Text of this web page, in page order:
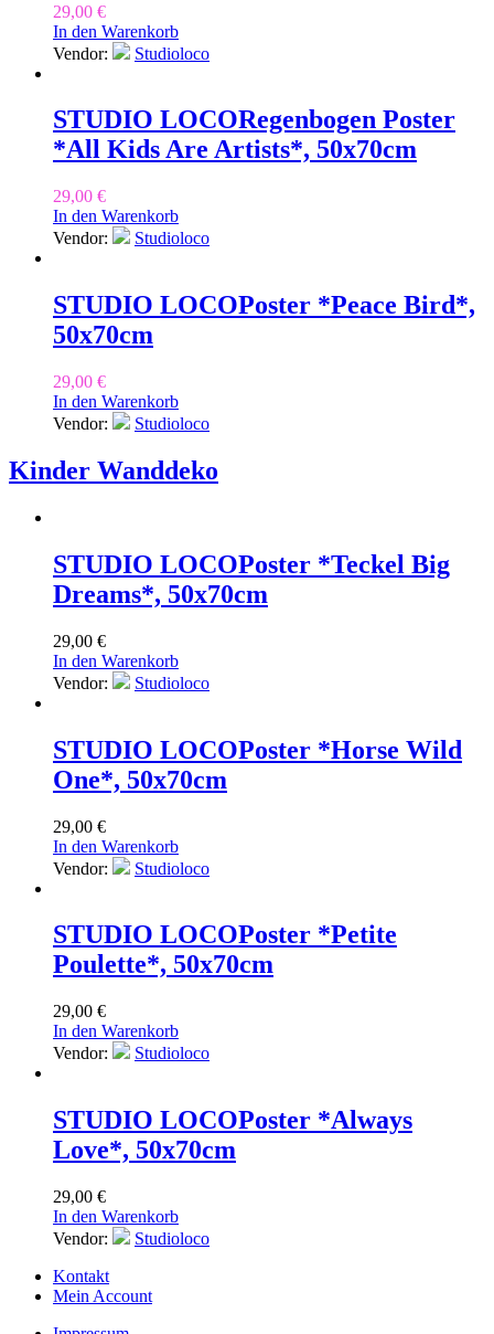
29,00 €
In den Warenkorb
Vendor:
Studioloco
STUDIO LOCORegenbogen Poster
*All Kids Are Artists*, 50x70cm
29,00 €
In den Warenkorb
Vendor:
Studioloco
STUDIO LOCOPoster *Peace Bird*,
50x70cm
29,00 €
In den Warenkorb
Vendor:
Studioloco
Kinder Wanddeko
STUDIO LOCOPoster *Teckel Big
Dreams*, 50x70cm
29,00 €
In den Warenkorb
Vendor:
Studioloco
STUDIO LOCOPoster *Horse Wild
One*, 50x70cm
29,00 €
In den Warenkorb
Vendor:
Studioloco
STUDIO LOCOPoster *Petite
Poulette*, 50x70cm
29,00 €
In den Warenkorb
Vendor:
Studioloco
STUDIO LOCOPoster *Always
Love*, 50x70cm
29,00 €
In den Warenkorb
Vendor:
Studioloco
Kontakt
Mein Account